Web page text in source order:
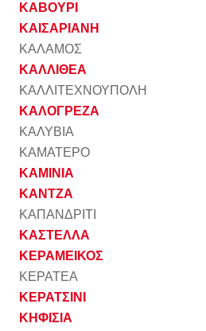
ΚΑΒΟΥΡΙ
ΚΑΙΣΑΡΙΑΝΗ
ΚΑΛΑΜΟΣ
ΚΑΛΛΙΘΕΑ
ΚΑΛΛΙΤΕΧΝΟΥΠΟΛΗ
ΚΑΛΟΓΡΕΖΑ
ΚΑΛΥΒΙΑ
ΚΑΜΑΤΕΡΟ
ΚΑΜΙΝΙΑ
ΚΑΝΤΖΑ
ΚΑΠΑΝΔΡΙΤΙ
ΚΑΣΤΕΛΛΑ
ΚΕΡΑΜΕΙΚΟΣ
ΚΕΡΑΤΕΑ
ΚΕΡΑΤΣΙΝΙ
ΚΗΦΙΣΙΑ